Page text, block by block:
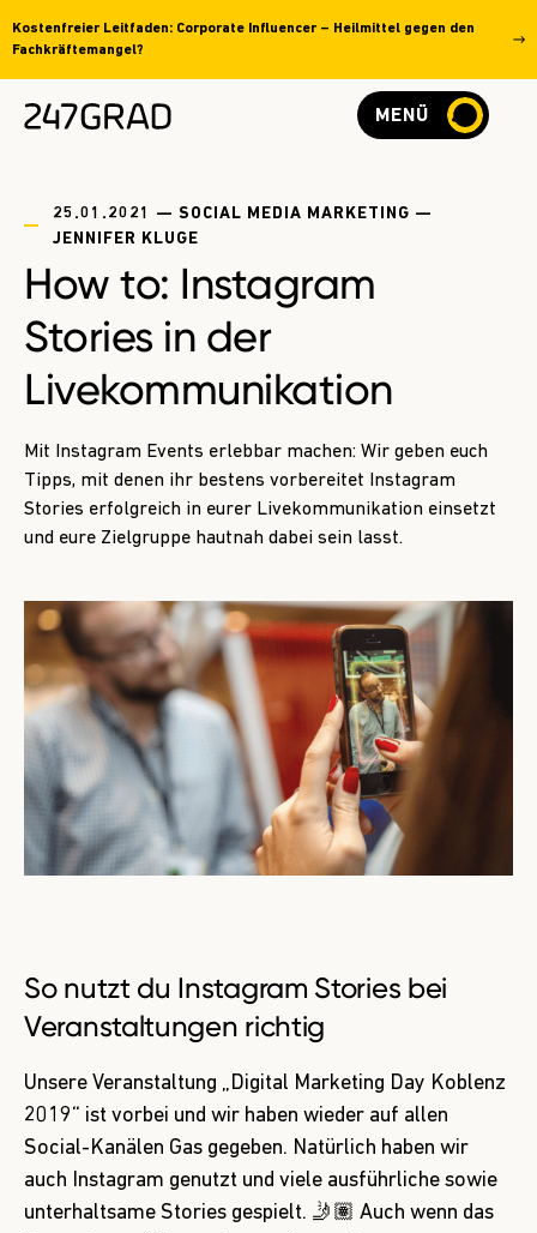
Kostenfreier Leitfaden: Corporate Influencer – Heilmittel gegen den
Fachkräftemangel?
MENÜ
25.01.2021 — SOCIAL MEDIA MARKETING —
JENNIFER KLUGE
How to: Instagram
Stories in der
Livekommunikation
Mit Instagram Events erlebbar machen: Wir geben euch
Tipps, mit denen ihr bestens vorbereitet Instagram
Stories erfolgreich in eurer Livekommunikation einsetzt
und eure Zielgruppe hautnah dabei sein lasst.
So nutzt du Instagram Stories bei
Veranstaltungen richtig
Unsere Veranstaltung „Digital Marketing Day Koblenz
2019“ ist vorbei und wir haben wieder auf allen
Social-Kanälen Gas gegeben. Natürlich haben wir
auch Instagram genutzt und viele ausführliche sowie
unterhaltsame Stories gespielt. 🤳🏽 Auch wenn das